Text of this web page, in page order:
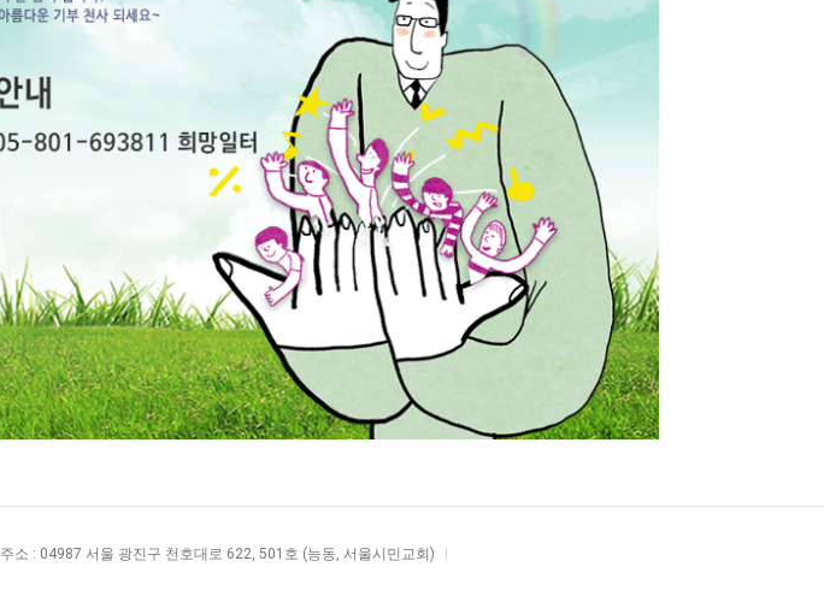
주소 : 04987 서울 광진구 천호대로 622, 501호 (능동, 서울시민교회)
|